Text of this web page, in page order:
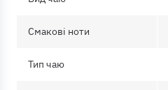
Смакові ноти
Тип чаю